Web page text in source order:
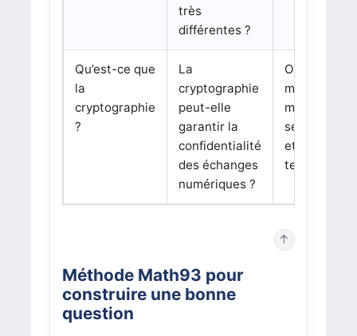
très
différentes ?
Qu’est-ce que
la
cryptographie
?
La
cryptographie
peut-elle
garantir la
confidentialité
des échanges
numériques ?
On peut
mobiliser
maths, NSI,
sécurité,
et
↑
Méthode Math93 pour
construire une bonne
question